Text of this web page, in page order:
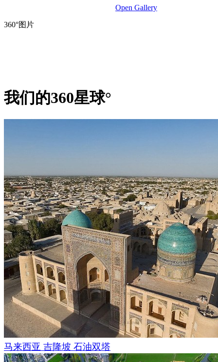
Open Gallery
360°图片
我们的360星球°
马来西亚 吉隆坡 石油双塔